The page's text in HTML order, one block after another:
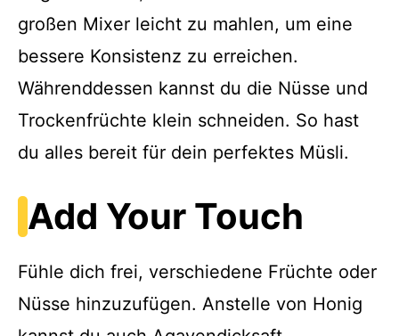
großen Mixer leicht zu mahlen, um eine
bessere Konsistenz zu erreichen.
Währenddessen kannst du die Nüsse und
Trockenfrüchte klein schneiden. So hast
du alles bereit für dein perfektes Müsli.
Add Your Touch
Fühle dich frei, verschiedene Früchte oder
Nüsse hinzuzufügen. Anstelle von Honig